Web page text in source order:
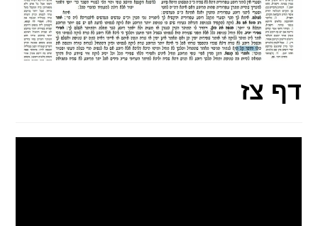
דף צז